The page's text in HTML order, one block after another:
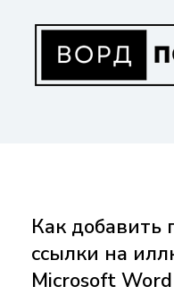
содержанию
Как добавить
ссылки на
Microsoft Word